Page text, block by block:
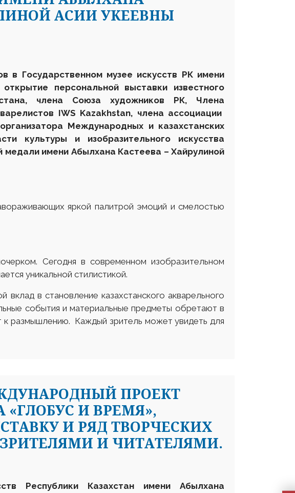
АСИИ УКЕЕВНЫ
в Государственном музее искусств РК имени
персональной выставки известного
члена Союза художников РК, Члена
IWS Kazakhstan, члена ассоциации
а Международных и казахстанских
культуры и изобразительного искусства
медали имени Абылхана Кастеева – Хайрулиной
яркой палитрой эмоций и смелостью
Сегодня в современном изобразительном
уникальной стилистикой.
в становление казахстанского акварельного
события и материальные предметы обретают в
к размышлению. Каждый зритель может увидеть для
ПРОЕКТ
И ВРЕМЯ»,
И РЯД ТВОРЧЕСКИХ
И ЧИТАТЕЛЯМИ.
Республики Казахстан имени Абылхана